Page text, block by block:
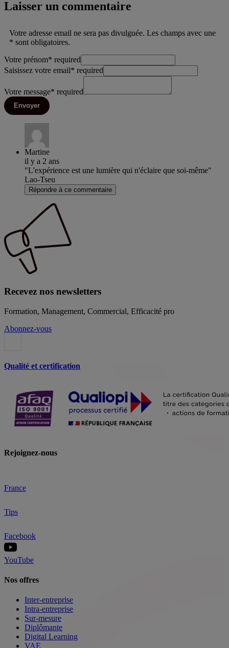
Laisser un commentaire
Votre adresse email ne sera pas divulguée. Les champs avec une
* sont obligatoires.
Votre prénom* required
Saisissez votre email* required
Votre message* required
Envoyer
Martine
il y a 2 ans
"L'expérience est une lumière qui n'éclaire que soi-même"
Lao-Tseu
Répondre à ce commentaire
Recevez nos newsletters
Formation, Management, Commercial, Efficacité pro
Abonnez-vous
Qualité et certification
Rejoignez-nous
France
Tips
Facebook
YouTube
Nos offres
Inter-entreprise
Intra-entreprise
Sur-mesure
Diplômante
Digital Learning
VAE